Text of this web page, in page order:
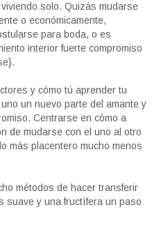
solo. Quizás mudarse
o económicamente,
para boda, o es
interior fuerte compromiso
y cómo tú aprender tu
un nuevo parte del amante y
Centrarse en cómo a
de mudarse con el uno al otro
más placentero mucho menos
métodos de hacer transferir
suave y una fructífera un paso